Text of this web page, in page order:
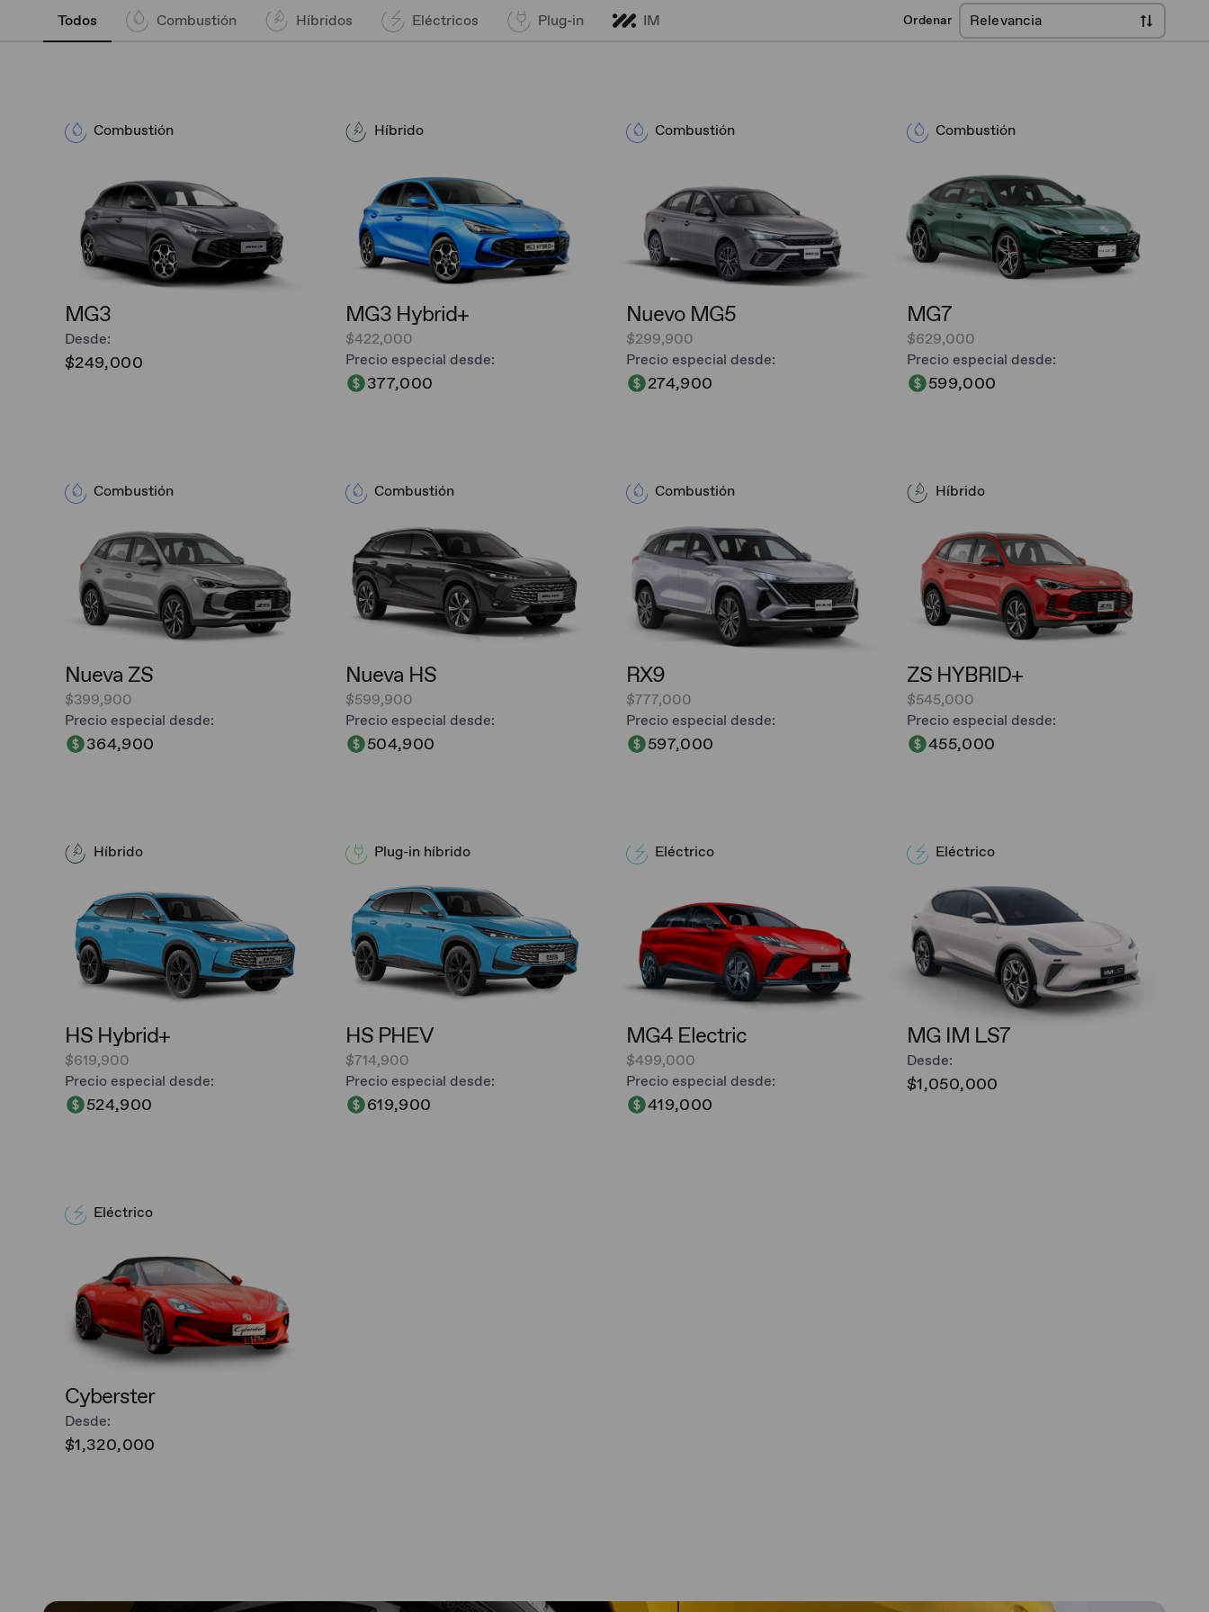
Todos Combustión Híbridos Eléctricos Plug-in IM Ordenar Relevancia
Combustión
MG3
Desde:
$249,000
Híbrido
MG3 Hybrid+​
$422,000
Precio especial desde:
377,000
Combustión
Nuevo MG5
$299,900
Precio especial desde:
274,900
Combustión
MG7
$629,000
Precio especial desde:
599,000
Combustión
Nueva ZS
$399,900
Precio especial desde:
364,900
Combustión
Nueva HS
$599,900
Precio especial desde:
504,900
Combustión
RX9
$777,000
Precio especial desde:
597,000
Híbrido
ZS HYBRID+
$545,000
Precio especial desde:
455,000
Híbrido
HS Hybrid+
$619,900
Precio especial desde:
524,900
Plug-in híbrido
HS PHEV
$714,900
Precio especial desde:
619,900
Eléctrico
MG4 Electric
$499,000
Precio especial desde:
419,000
Eléctrico
MG IM LS7
Desde:
$1,050,000
Eléctrico
Cyberster
Desde:
$1,320,000